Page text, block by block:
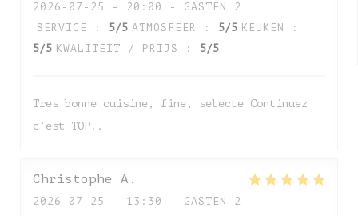
2026-07-25
- 20:00 - GASTEN 2
SERVICE
: 5/5 ATMOSFEER : 5/5 KEUKEN
:
5/5 KWALITEIT / PRIJS : 5/5
Tres bonne cuisine, fine, selecte Continuez
c’est TOP..
Christophe A
2026-07-25
- 13:30 - GASTEN 2